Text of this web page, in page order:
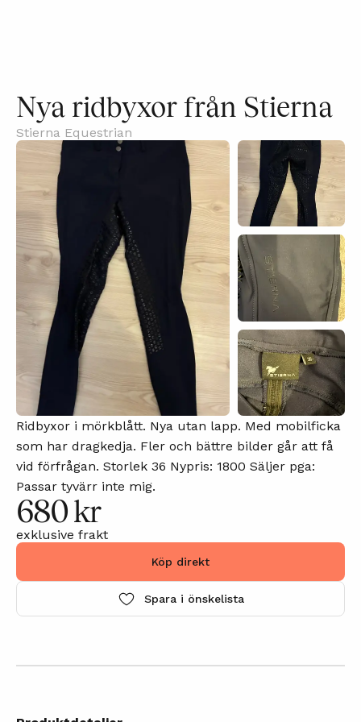
Nya ridbyxor från Stierna
Stierna Equestrian
Ridbyxor i mörkblått. Nya utan lapp. Med mobilficka
som har dragkedja. Fler och bättre bilder går att få
vid förfrågan. Storlek 36 Nypris: 1800 Säljer pga:
Passar tyvärr inte mig.
680 kr
exklusive frakt
Köp direkt
Spara i önskelista